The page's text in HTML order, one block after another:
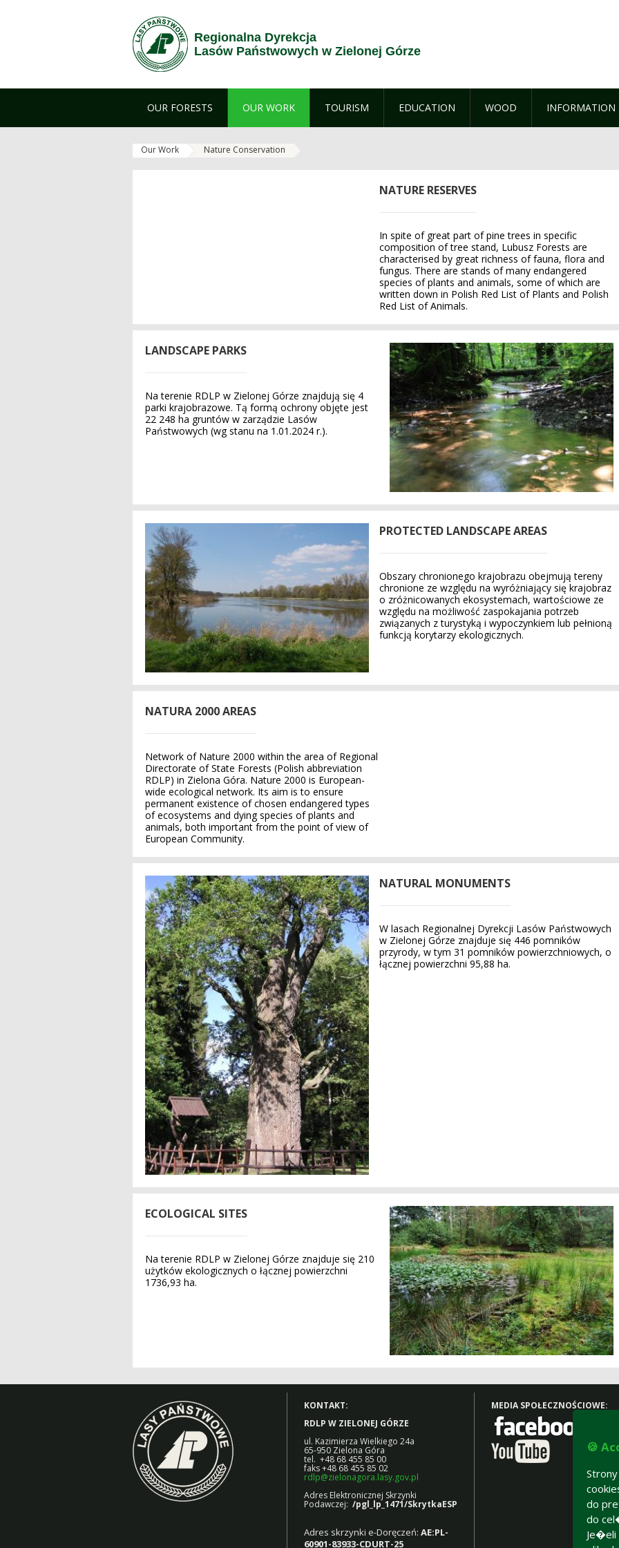
Regionalna Dyrekcja
Lasów Państwowych w Zielonej Górze
OUR FORESTS OUR WORK TOURISM EDUCATION WOOD INFORMATION
Our Work Nature Conservation
NATURE RESERVES
In spite of great part of pine trees in specific
composition of tree stand, Lubusz Forests are
characterised by great richness of fauna, flora and
fungus. There are stands of many endangered
species of plants and animals, some of which are
written down in Polish Red List of Plants and Polish
Red List of Animals.
LANDSCAPE PARKS
Na terenie RDLP w Zielonej Górze znajdują się 4
parki krajobrazowe. Tą formą ochrony objęte jest
22 248 ha gruntów w zarządzie Lasów
Państwowych (wg stanu na 1.01.2024 r.).
PROTECTED LANDSCAPE AREAS
Obszary chronionego krajobrazu obejmują tereny
chronione ze względu na wyróżniający się krajobraz
o zróżnicowanych ekosystemach, wartościowe ze
względu na możliwość zaspokajania potrzeb
związanych z turystyką i wypoczynkiem lub pełnioną
funkcją korytarzy ekologicznych.
NATURA 2000 AREAS
Network of Nature 2000 within the area of Regional
Directorate of State Forests (Polish abbreviation
RDLP) in Zielona Góra. Nature 2000 is European-
wide ecological network. Its aim is to ensure
permanent existence of chosen endangered types
of ecosystems and dying species of plants and
animals, both important from the point of view of
European Community.
NATURAL MONUMENTS
W lasach Regionalnej Dyrekcji Lasów Państwowych
w Zielonej Górze znajduje się 446 pomników
przyrody, w tym 31 pomników powierzchniowych, o
łącznej powierzchni 95,88 ha.
ECOLOGICAL SITES
Na terenie RDLP w Zielonej Górze znajduje się 210
użytków ekologicznych o łącznej powierzchni
1736,93 ha.
KONTAKT:
RDLP W ZIELONEJ GÓRZE
ul. Kazimierza Wielkiego 24a
65-950 Zielona Góra
tel. +48 68 455 85 00
faks +48 68 455 85 02
rdlp@zielonagora.lasy.gov.pl
Adres Elektronicznej Skrzynki
Podawczej: /pgl_lp_1471/SkrytkaESP
Adres skrzynki e-Doręczeń: AE:PL-
60901-83933-CDURT-25
MEDIA SPOŁECZNOŚCIOWE:
🍪
do
do
Je�eli